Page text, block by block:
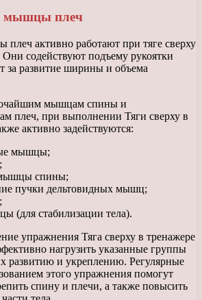
мышцы плеч
активно работают при тяге сверху
содействуют подъему рукоятки
за развитие ширины и объема
мышцам спины и
плеч, при выполнении Тяги сверху в
активно задействуются:
мышцы;
спины;
пучки дельтовидных мышц;
(для стабилизации тела).
упражнения Тяга сверху в тренажере
нагрузить указанные группы
развитию и укреплению. Регулярные
этого упражнения помогут
спину и плечи, а также повысить